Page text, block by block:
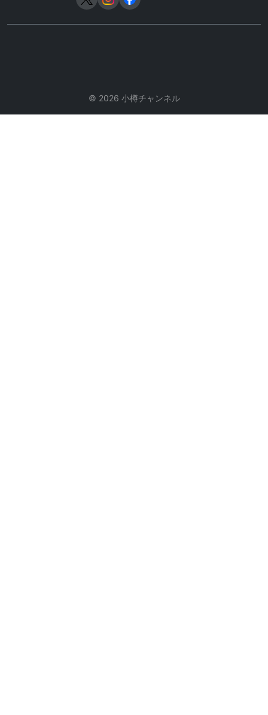
© 2026 小樽チャンネル